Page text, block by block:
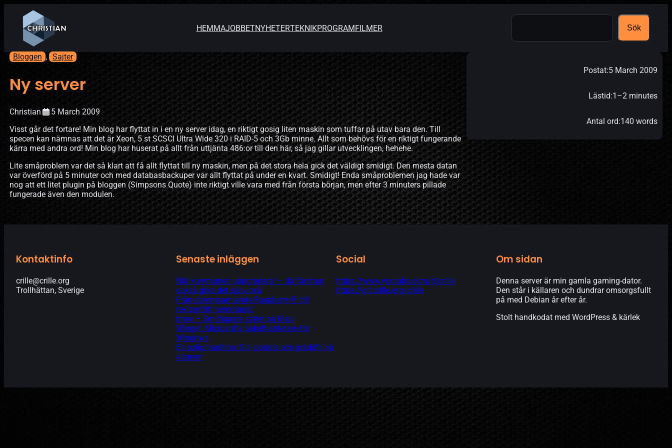
HEMMAJOBBETNYHETERTEKNIKPROGRAMFILMER
Search
Sök
Bloggen , Sajter
Ny server
Christian
5 March 2009
Visst går det fortare! Min blog har flyttat in i en ny server idag, en riktigt gosig liten maskin som tuffar på utav bara den. Till
specen kan nämnas att det är Xeon, 5 st SCSCI Ultra Wide 320 i RAID-5 och 3Gb minne. Allt som behövs för en riktigt fungerande
kärra med andra ord! Min blog har huserat på allt från uttjänta 486:or till den här, så jag gillar utvecklingen, hehehe.
Lite småproblem var det så klart att få allt flyttat till ny maskin, men på det stora hela gick det väldigt smidigt. Den mesta datan
var överförd på 5 minuter och med databasbackuper var allt flyttat på under en kvart. Smidigt! Enda småproblemen jag hade var
nog att ett litet plugin på bloggen (Simpsons Quote) inte riktigt ville vara med från första början, men efter 3 minuters pillade
fungerade även den modulen.
Postat:5 March 2009
Lästid:1–2 minutes
Antal ord:140 words
Kontaktinfo
crille@crille.org
Trollhättan, Sverige
Senaste inläggen
När kommunen uppgraderar – då får man
också göra det själv oxå
Från dammsamlande Raspberry Pi till
reklamfritt hemmanät
brew – Smidigaste sättet på Mac
Winget: Microsofts pakethanterare för
Windows
En solig tradition: Sill, potatis och gräddfil på
altanen
Social
https://www.youtube.com/@crille
https://git.crille.org/crille
Om sidan
Denna server är min gamla gaming-dator.
Den står i källaren och dundrar omsorgsfullt
på med Debian år efter år.
Stolt handkodat med WordPress & kärlek